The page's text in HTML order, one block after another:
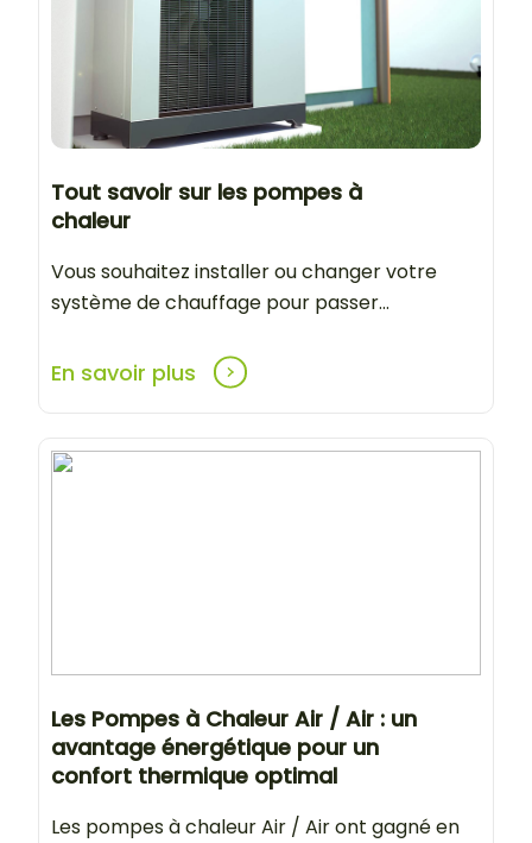
Tout savoir sur les pompes à
chaleur
Vous souhaitez installer ou changer votre
système de chauffage pour passer...
En savoir plus
Les Pompes à Chaleur Air / Air : un
avantage énergétique pour un
confort thermique optimal
Les pompes à chaleur Air / Air ont gagné en